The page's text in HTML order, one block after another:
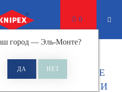
город — Эль-Монте?
0
КЛЕЩИ